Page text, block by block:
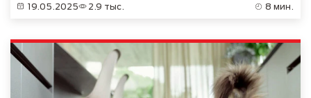
19.05.2025 2.9 тыс. 8 мин.